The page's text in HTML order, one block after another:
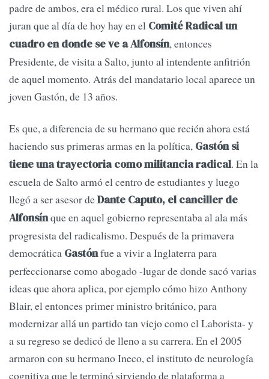
padre de ambos, era el médico rural. Los que viven ahí
juran que al día de hoy hay en el Comité Radical un
cuadro en donde se ve a Alfonsín, entonces
Presidente, de visita a Salto, junto al intendente anfitrión
de aquel momento. Atrás del mandatario local aparece un
joven Gastón, de 13 años.
Es que, a diferencia de su hermano que recién ahora está
haciendo sus primeras armas en la política, Gastón si
tiene una trayectoria como militancia radical. En la
escuela de Salto armó el centro de estudiantes y luego
llegó a ser asesor deDante Caputo, el canciller de
Alfonsínque en aquel gobierno representaba al ala más
progresista del radicalismo. Después de la primavera
democrática Gastónfue a vivir a Inglaterra para
perfeccionarse como abogado -lugar de donde sacó varias
ideas que ahora aplica, por ejemplo cómo hizo Anthony
Blair, el entonces primer ministro británico, para
modernizar allá un partido tan viejo como el Laborista- y
a su regreso se dedicó de lleno a su carrera. En el 2005
armaron con su hermano Ineco, el instituto de neurología
cognitiva que le terminó sirviendo de plataforma a